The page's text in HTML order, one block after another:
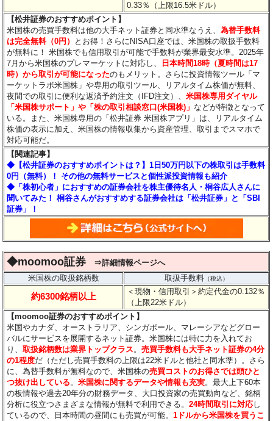
0.33％（上限16.5米ドル）
【松井証券のおすすめポイント】
米国株の売買手数料は他の大手ネット証券と同水準なうえ、為替手数料
は完全無料（0円）
とお得！さらにNISA口座では、米国株の取扱手数料
が無料に！ 米国株でも信用取引が可能で手数料が業界最安水準。2025年
7月から米国株のプレマーケットに対応し、
日本時間18時（夏時間は17
時）から取引が可能になったのもメリット。さらに投資情報ツール「マ
ーケットラボ米国株」や専用の取引ツール、リアルタイム株価が無料、
夜間での取引に便利な返済予約注文（IFD注文）、米国株専用ダイヤル
「米国株サポート」や「株の取引相談窓口(米国株)」 などが特徴となって
いる。また、米国株専用の「松井証券 米国株アプリ」は、リアルタイム
株価の表示に加え、米国株の情報収集から資産管理、取引までスマホで
対応可能だ。
【関連記事】
◆【松井証券のおすすめポイントは？】1日50万円以下の株取引は手数料
0円（無料）！ その他の無料サービスと個性派投資情報も紹介
◆「株初心者」におすすめの証券会社を株主優待名人・桐谷広人さんに
聞いてみた！ 桐谷さんがおすすめする証券会社は「松井証券」と「SBI
証券」！
◆moomoo証券
⇒詳細情報ページへ
米国株の取扱銘柄数
取扱手数料（税込）
約6300銘柄以上
＜現物・信用取引＞約定代金の0.132％
（上限22米ドル）
【moomoo証券のおすすめポイント】
米国やカナダ、オーストラリア、シンガポール、マレーシアなどグロー
バルにサービスを展開するネット証券。米国株には特に力を入れてお
り、取扱銘柄数は業界トップクラス。売買手数料も大手ネット証券の4分
の1程度だ（ただし売買手数料の上限は22米ドルと他社と同水準）。さら
に、為替手数料が無料なので、米国株の売買コストのお得さでは頭ひと
つ抜け出している。米国株に関するデータや情報も充実。最大上下60本
の板情報や過去20年分の財務データ、大口投資家の売買動向など、銘柄
分析に役立つさまざまな情報が無料で利用できる。24時間取引に対応し
ているので、日本時間の昼間にも売買が可能。1ドルから米国株を買うこ